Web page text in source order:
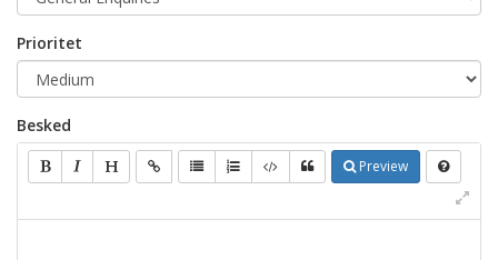
Prioritet
Besked
Preview